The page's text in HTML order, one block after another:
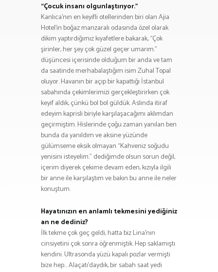
“Çocuk insanı olgunlaştırıyor.”
Kanlıca’nın en keyifli otellerinden biri olan Ajia
Hotel’in boğaz manzaralı odasında özel olarak
dikim yaptırdığımız kıyafetlere bakarak, “Çok
şirinler, her şey çok güzel geçer umarım.”
düşüncesi içerisinde olduğum bir anda ve tam
da saatinde merhabalaştığım isim Zuhal Topal
oluyor. Havanın bir açıp bir kapattığı İstanbul
sabahında çekimlerimizi gerçekleştirirken çok
keyif aldık, çünkü bol bol güldük. Aslında itiraf
edeyim kaprisli biriyle karşılaşacağımı aklımdan
geçirmiştim. Hislerinde çoğu zaman yanılan ben
bunda da yanıldım ve aksine yüzünde
gülümseme eksik olmayan “Kahveniz soğudu
yenisini isteyelim.” dediğimde olsun sorun değil,
içerim diyerek çekime devam eden, kızıyla ilgili
bir anne ile karşılaştım ve bakın bu anne ile neler
konuştum.
Hayatınızın en anlamlı tekmesini yediğiniz
an ne dediniz?
İlk tekme çok geç geldi, hatta biz Lina’nın
cinsiyetini çok sonra öğrenmiştik. Hep saklamıştı
kendini. Ultrasonda yüzü kapalı pozlar vermişti
bize hep… Alaçatı’daydık, bir sabah saat yedi